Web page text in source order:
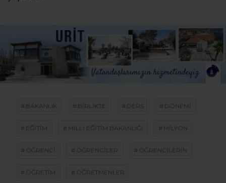
BAKANLIK BIRLIKTE DERS DÖNEMI
EĞİTİM MILLI EĞITIM BAKANLIĞI MILYON
ÖĞRENCI ÖĞRENCILER ÖĞRENCILERIN
ÖĞRETIM ÖĞRETMENLER